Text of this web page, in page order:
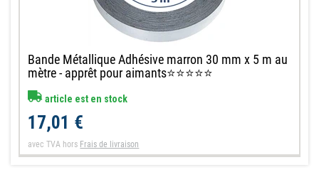
Bande Métallique Adhésive marron 30 mm x 5 m au
mètre - apprêt pour aimants⭐⭐⭐⭐⭐
article est en stock
17,01 €
avec TVA hors Frais de livraison